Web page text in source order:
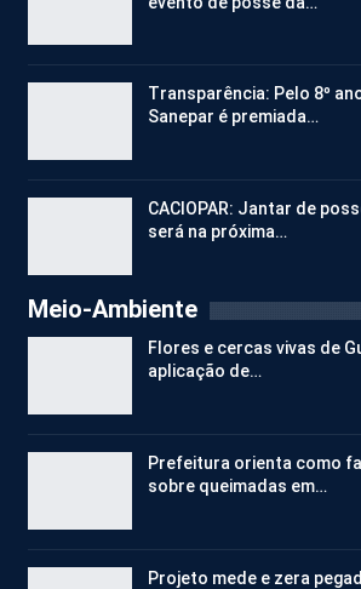
Transparência: Pelo 8º
Sanepar é premiada…
CACIOPAR: Jantar de
será na próxima…
Meio-Ambiente
Flores e cercas vivas de
aplicação de…
Prefeitura orienta como
sobre queimadas em…
Projeto mede e zera